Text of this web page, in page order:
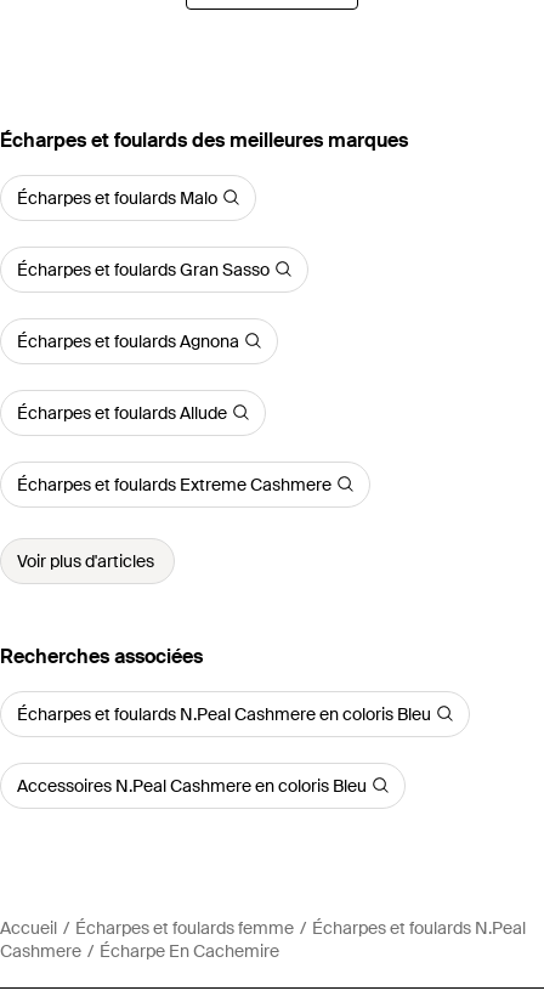
‪Écharpes et foulards‬ des meilleures marques
Écharpes et foulards Malo
Écharpes et foulards Gran Sasso
Écharpes et foulards Agnona
Écharpes et foulards Allude
Écharpes et foulards Extreme Cashmere
Voir plus d'articles
Recherches associées
Écharpes et foulards N.Peal Cashmere en coloris Bleu
Accessoires N.Peal Cashmere en coloris Bleu
Accueil Écharpes et foulards femme
Écharpes et foulards N.Peal
Cashmere
Écharpe En Cachemire